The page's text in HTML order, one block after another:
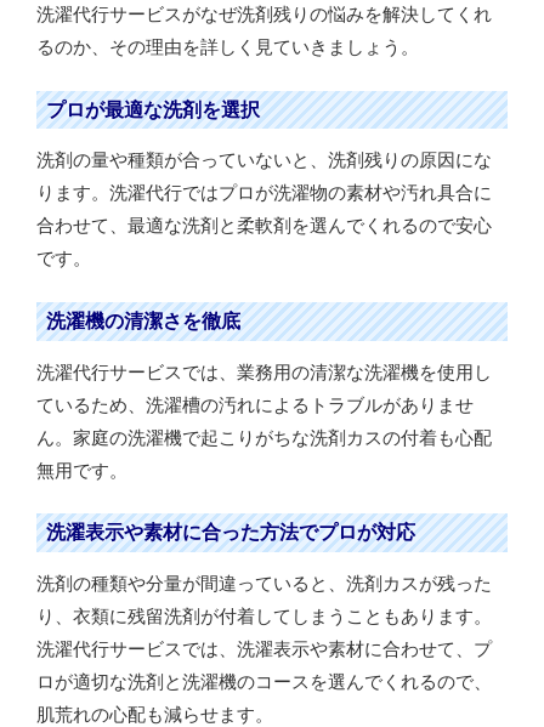
洗濯代行サービスがなぜ洗剤残りの悩みを解決してくれ
るのか、その理由を詳しく見ていきましょう。
プロが最適な洗剤を選択
洗剤の量や種類が合っていないと、洗剤残りの原因にな
ります。洗濯代行ではプロが洗濯物の素材や汚れ具合に
合わせて、最適な洗剤と柔軟剤を選んでくれるので安心
です。
洗濯機の清潔さを徹底
洗濯代行サービスでは、業務用の清潔な洗濯機を使用し
ているため、洗濯槽の汚れによるトラブルがありませ
ん。家庭の洗濯機で起こりがちな洗剤カスの付着も心配
無用です。
洗濯表示や素材に合った方法でプロが対応
洗剤の種類や分量が間違っていると、洗剤カスが残った
り、衣類に残留洗剤が付着してしまうこともあります。
洗濯代行サービスでは、洗濯表示や素材に合わせて、プ
ロが適切な洗剤と洗濯機のコースを選んでくれるので、
肌荒れの心配も減らせます。